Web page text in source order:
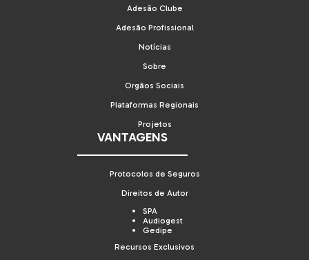
Adesão Clube
Adesão Profissional
Notícias
Sobre
Orgãos Sociais
Plataformas Regionais
Projetos
VANTAGENS
Protocolos de Seguros
Direitos de Autor
SPA
Audiogest
Gedipe
Recursos Exclusivos